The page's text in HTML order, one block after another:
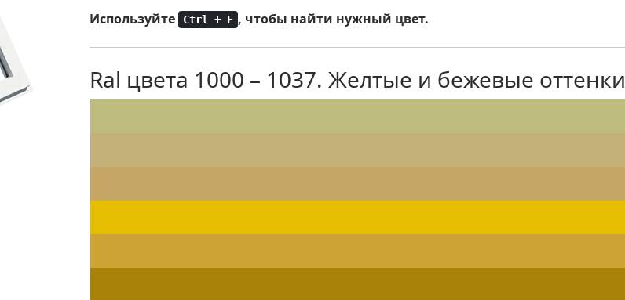
Используйте Ctrl + F , чтобы найти нужный цвет.
Ral цвета 1000 – 1037. Желтые и бежевые оттенки